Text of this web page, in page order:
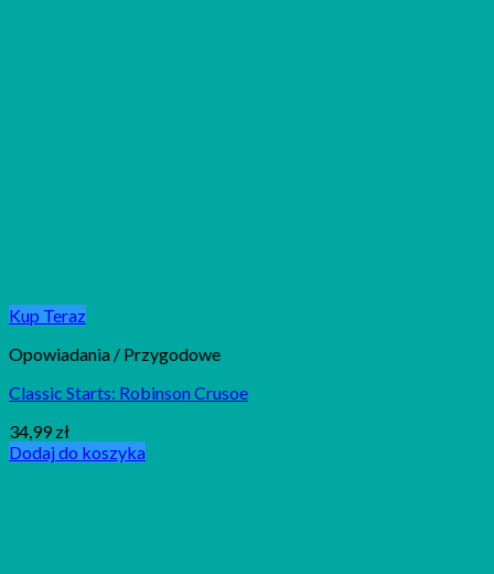
Kup Teraz
Opowiadania / Przygodowe
Classic Starts: Robinson Crusoe
34,99 zł
Dodaj do koszyka